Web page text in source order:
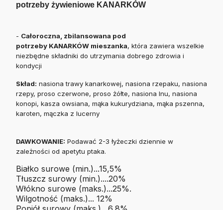
potrzeby żywieniowe KANARKÓW
- Całoroczna, zbilansowana pod
potrzeby KANARKÓW mieszanka, która zawiera wszelkie
niezbędne składniki do utrzymania dobrego zdrowia i
kondycji
Skład: nasiona trawy kanarkowej, nasiona rzepaku, nasiona
rzepy, proso czerwone, proso żółte, nasiona lnu, nasiona
konopi, kasza owsiana, mąka kukurydziana, mąka pszenna,
karoten, mączka z lucerny
DAWKOWANIE: Podawać 2-3 łyżeczki dziennie w
zależności od apetytu ptaka.
Białko surowe (min.)...15,5%
Tłuszcz surowy (min.)....20%
Włókno surowe (maks.)...25%.
Wilgotność (maks.)... 12%